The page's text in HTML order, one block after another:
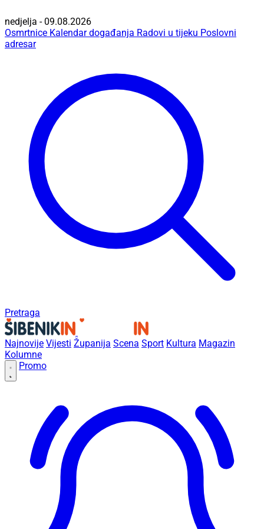
nedjelja - 09.08.2026
Osmrtnice Kalendar događanja Radovi u tijeku Poslovni
adresar
Pretraga
Najnovije Vijesti Županija Scena Sport Kultura Magazin
Kolumne
Promo